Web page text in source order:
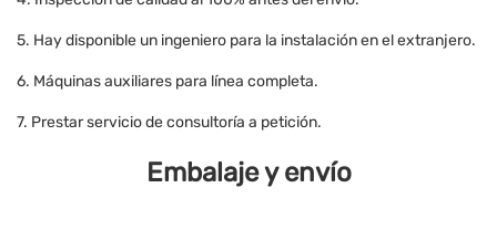
5. Hay disponible un ingeniero para la instalación en el extranjero.
6. Máquinas auxiliares para línea completa.
7. Prestar servicio de consultoría a petición.
Embalaje y envío